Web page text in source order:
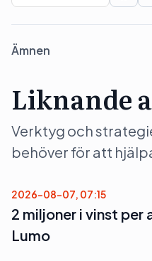
Ämnen
Liknande
Verktyg och
behöver för att
2026-08-07, 07:15
2 miljoner i vinst per
Lumo